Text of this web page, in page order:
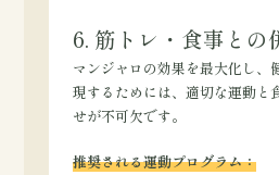
6. 筋トレ・食事との
マンジャロの効果を最大化し、
現するためには、適切な運動と
せが不可欠です。
推奨される運動プログラム：